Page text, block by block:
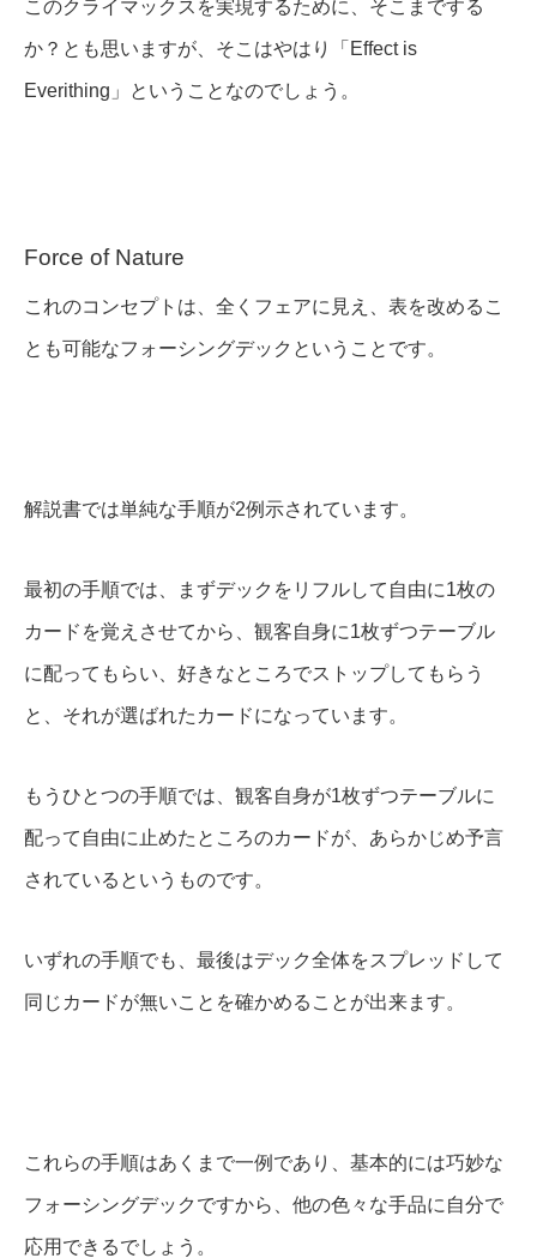
このクライマックスを実現するために、そこまでする
か？とも思いますが、そこはやはり「Effect is
Everithing」ということなのでしょう。
Force of Nature
これのコンセプトは、全くフェアに見え、表を改めるこ
とも可能なフォーシングデックということです。
解説書では単純な手順が2例示されています。
最初の手順では、まずデックをリフルして自由に1枚の
カードを覚えさせてから、観客自身に1枚ずつテーブル
に配ってもらい、好きなところでストップしてもらう
と、それが選ばれたカードになっています。
もうひとつの手順では、観客自身が1枚ずつテーブルに
配って自由に止めたところのカードが、あらかじめ予言
されているというものです。
いずれの手順でも、最後はデック全体をスプレッドして
同じカードが無いことを確かめることが出来ます。
これらの手順はあくまで一例であり、基本的には巧妙な
フォーシングデックですから、他の色々な手品に自分で
応用できるでしょう。